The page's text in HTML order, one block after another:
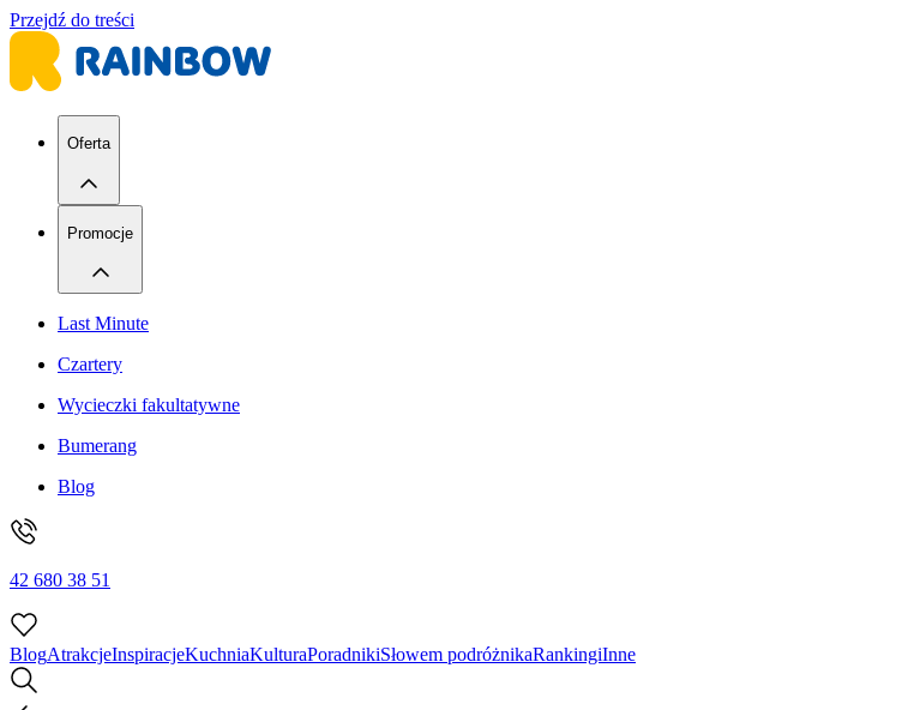
Przejdź do treści
Oferta
Promocje
Last Minute
Czartery
Wycieczki fakultatywne
Bumerang
Blog
42 680 38 51
BlogAtrakcjeInspiracjeKuchniaKulturaPoradnikiSłowem podróżnikaRankingiInne